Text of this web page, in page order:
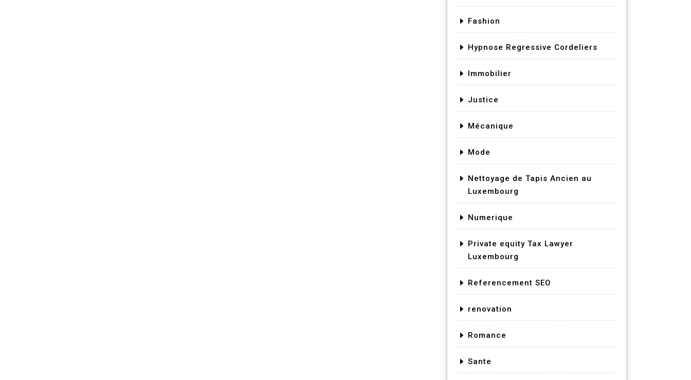
Fashion
Hypnose Regressive Cordeliers
Immobilier
Justice
Mécanique
Mode
Nettoyage de Tapis Ancien au
Luxembourg
Numerique
Private equity Tax Lawyer
Luxembourg
Referencement SEO
renovation
Romance
Sante